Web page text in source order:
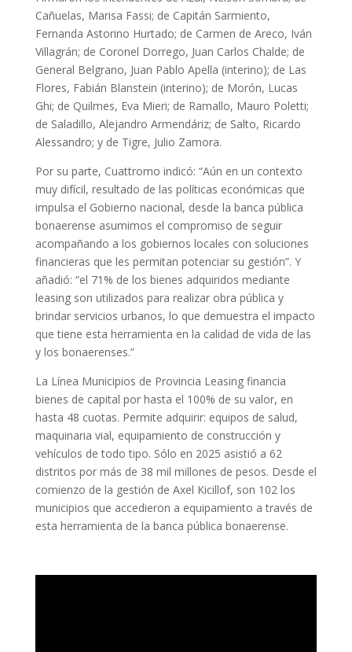
Cañuelas, Marisa Fassi; de Capitán Sarmiento,
Fernanda Astorino Hurtado; de Carmen de Areco, Iván
Villagrán; de Coronel Dorrego, Juan Carlos Chalde; de
General Belgrano, Juan Pablo Apella (interino); de Las
Flores, Fabián Blanstein (interino); de Morón, Lucas
Ghi; de Quilmes, Eva Mieri; de Ramallo, Mauro Poletti;
de Saladillo, Alejandro Armendáriz; de Salto, Ricardo
Alessandro; y de Tigre, Julio Zamora.
Por su parte, Cuattromo indicó: “Aún en un contexto
muy difícil, resultado de las políticas económicas que
impulsa el Gobierno nacional, desde la banca pública
bonaerense asumimos el compromiso de seguir
acompañando a los gobiernos locales con soluciones
financieras que les permitan potenciar su gestión”. Y
añadió: “el 71% de los bienes adquiridos mediante
leasing son utilizados para realizar obra pública y
brindar servicios urbanos, lo que demuestra el impacto
que tiene esta herramienta en la calidad de vida de las
y los bonaerenses.”
La Línea Municipios de Provincia Leasing financia
bienes de capital por hasta el 100% de su valor, en
hasta 48 cuotas. Permite adquirir: equipos de salud,
maquinaria vial, equipamiento de construcción y
vehículos de todo tipo. Sólo en 2025 asistió a 62
distritos por más de 38 mil millones de pesos. Desde el
comienzo de la gestión de Axel Kicillof, son 102 los
municipios que accedieron a equipamiento a través de
esta herramienta de la banca pública bonaerense.